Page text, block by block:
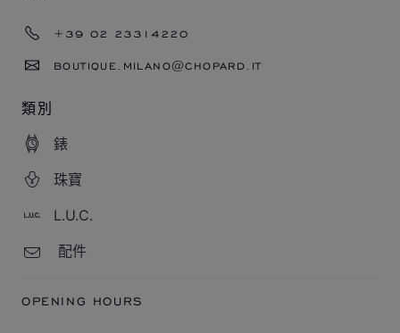
+39 02 23314220
BOUTIQUE.MILANO@CHOPARD.IT
類別
錶
珠寶
L.U.C.
配件
OPENING HOURS